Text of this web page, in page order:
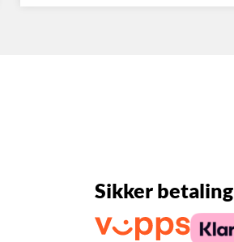
Sikker betaling